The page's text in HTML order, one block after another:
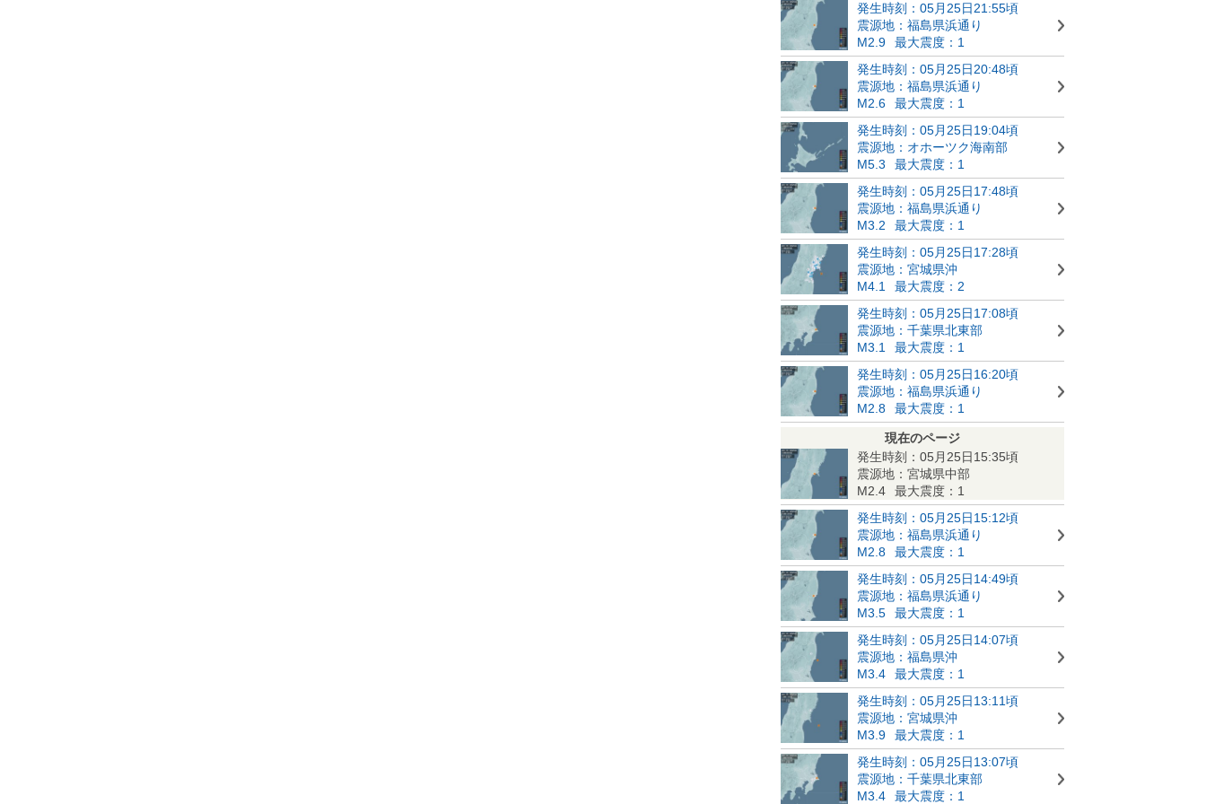
発生時刻：05月25日21:55頃
震源地：福島県浜通り
M2.9
最大震度：1
発生時刻：05月25日20:48頃
震源地：福島県浜通り
M2.6
最大震度：1
発生時刻：05月25日19:04頃
震源地：オホーツク海南部
M5.3
最大震度：1
発生時刻：05月25日17:48頃
震源地：福島県浜通り
M3.2
最大震度：1
発生時刻：05月25日17:28頃
震源地：宮城県沖
M4.1
最大震度：2
発生時刻：05月25日17:08頃
震源地：千葉県北東部
M3.1
最大震度：1
発生時刻：05月25日16:20頃
震源地：福島県浜通り
M2.8
最大震度：1
現在のページ
発生時刻：05月25日15:35頃
震源地：宮城県中部
M2.4
最大震度：1
発生時刻：05月25日15:12頃
震源地：福島県浜通り
M2.8
最大震度：1
発生時刻：05月25日14:49頃
震源地：福島県浜通り
M3.5
最大震度：1
発生時刻：05月25日14:07頃
震源地：福島県沖
M3.4
最大震度：1
発生時刻：05月25日13:11頃
震源地：宮城県沖
M3.9
最大震度：1
発生時刻：05月25日13:07頃
震源地：千葉県北東部
M3.4
最大震度：1